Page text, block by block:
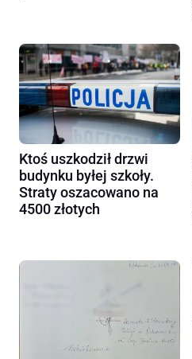
Ktoś uszkodził drzwi
budynku byłej szkoły.
Straty oszacowano na
4500 złotych